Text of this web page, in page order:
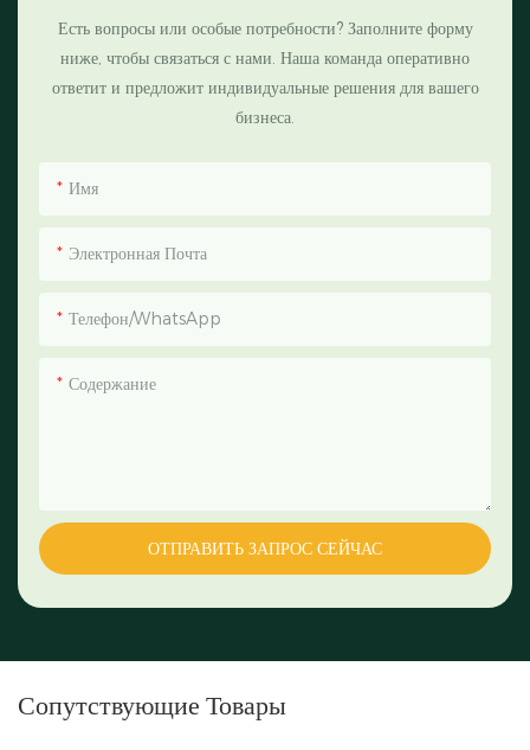
Есть вопросы или особые потребности? Заполните форму
ниже, чтобы связаться с нами. Наша команда оперативно
ответит и предложит индивидуальные решения для вашего
бизнеса.
Имя
Электронная Почта
Телефон/WhatsApp
Содержание
ОТПРАВИТЬ ЗАПРОС СЕЙЧАС
Сопутствующие Товары